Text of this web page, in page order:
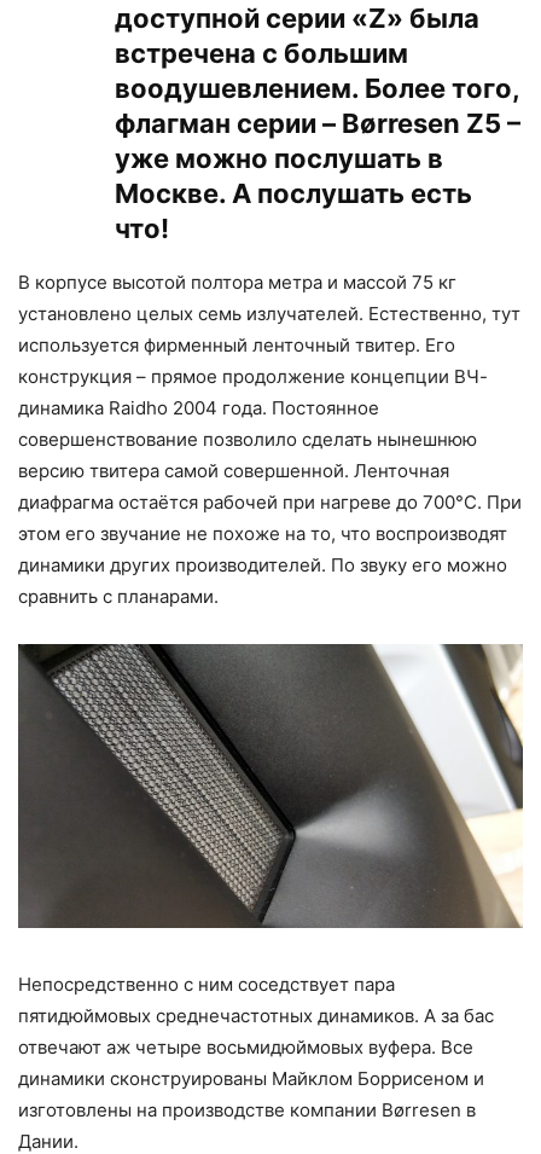
доступной серии «Z» была
встречена с большим
воодушевлением. Более того,
флагман серии – Børresen Z5 –
уже можно послушать в
Москве. А послушать есть
что!
В корпусе высотой полтора метра и массой 75 кг
установлено целых семь излучателей. Естественно, тут
используется фирменный ленточный твитер. Его
конструкция – прямое продолжение концепции ВЧ-
динамика Raidho 2004 года. Постоянное
совершенствование позволило сделать нынешнюю
версию твитера самой совершенной. Ленточная
диафрагма остаётся рабочей при нагреве до 700°С. При
этом его звучание не похоже на то, что воспроизводят
динамики других производителей. По звуку его можно
сравнить с планарами.
Непосредственно с ним соседствует пара
пятидюймовых среднечастотных динамиков. А за бас
отвечают аж четыре восьмидюймовых вуфера. Все
динамики сконструированы Майклом Боррисеном и
изготовлены на производстве компании Børresen в
Дании.